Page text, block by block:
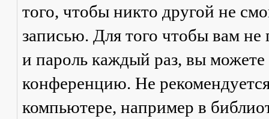
того, чтобы никто другой не
записью. Для того чтобы вам не
и пароль каждый раз, вы
конференцию. Не
компьютере, например в